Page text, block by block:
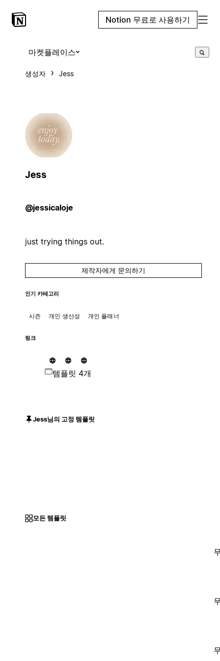
Notion 무료로 사용하기
마켓플레이스
생성자 Jess
Jess
@jessicaloje
just trying things out.
제작자에게 문의하기
인기 카테고리
시즌 개인 생산성 개인 플래너
링크
템플릿 4개
Jess님의 고정 템플릿
모든 템플릿